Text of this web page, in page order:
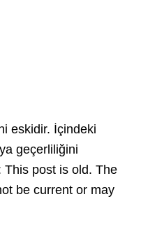
eskidir. İçindeki
geçerliliğini
This post is old. The
be current or may